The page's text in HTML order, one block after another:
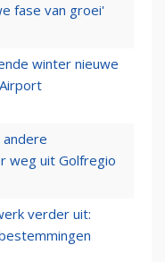
fase van groei'
winter nieuwe
weg uit Golfregio
verder uit: